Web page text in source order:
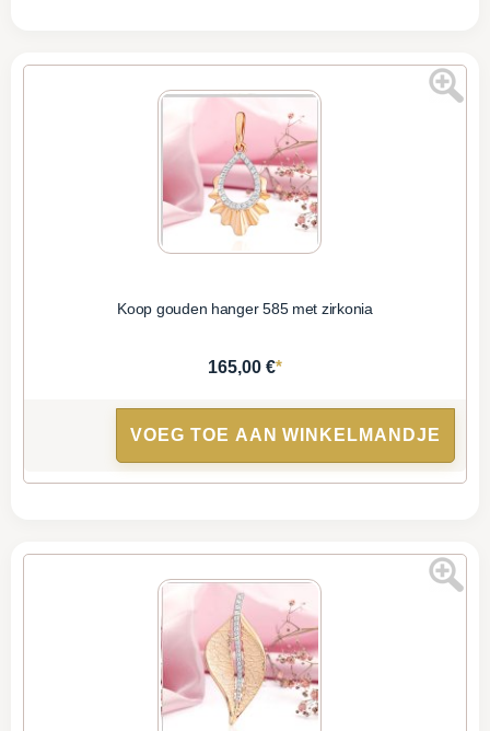
Koop gouden hanger 585 met zirkonia
165,00 €*
VOEG TOE AAN WINKELMANDJE